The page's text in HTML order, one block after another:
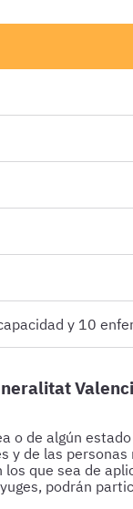
y 10
o de algún
de las
que sea de
podrán